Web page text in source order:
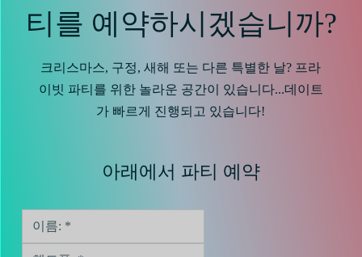
티를 예약하시겠습니까?
크리스마스, 구정, 새해 또는 다른 특별한 날? 프라
이빗 파티를 위한 놀라운 공간이 있습니다...데이트
가 빠르게 진행되고 있습니다!
아래에서 파티 예약